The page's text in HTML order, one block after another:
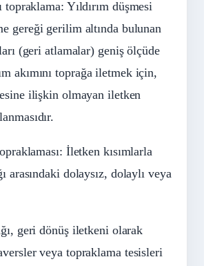
topraklama: Yıldırım düşmesi
gereği gerilim altında bulunan
(geri atlamalar) geniş ölçüde
akımını toprağa iletmek için,
ilişkin olmayan iletken
İletken kısımlarla
arasındaki dolaysız, dolaylı veya
geri dönüş iletkeni olarak
veya topraklama tesisleri